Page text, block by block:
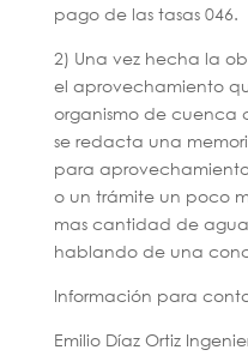
pago de las tasas 046.
2) Una vez hecha la
el aprovechamiento
organismo de cuenca
se redacta una
para
o un trámite un poco
mas cantidad de
hablando de una
Información para
Emilio Díaz Ortiz